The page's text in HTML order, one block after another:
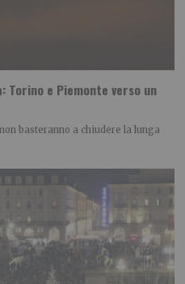
Torino e Piemonte verso un
basteranno a chiudere la lunga